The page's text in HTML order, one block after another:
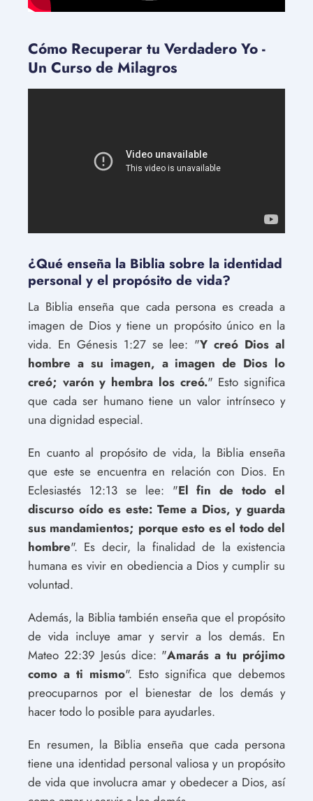
Cómo Recuperar tu Verdadero Yo -
Un Curso de Milagros
¿Qué enseña la Biblia sobre la identidad
personal y el propósito de vida?
La Biblia enseña que cada persona es creada a
imagen de Dios y tiene un propósito único en la
vida. En Génesis 1:27 se lee: "Y creó Dios al
hombre a su imagen, a imagen de Dios lo
creó; varón y hembra los creó." Esto significa
que cada ser humano tiene un valor intrínseco y
una dignidad especial.
En cuanto al propósito de vida, la Biblia enseña
que este se encuentra en relación con Dios. En
Eclesiastés 12:13 se lee: "El fin de todo el
discurso oído es este: Teme a Dios, y guarda
sus mandamientos; porque esto es el todo del
hombre". Es decir, la finalidad de la existencia
humana es vivir en obediencia a Dios y cumplir su
voluntad.
Además, la Biblia también enseña que el propósito
de vida incluye amar y servir a los demás. En
Mateo 22:39 Jesús dice: "Amarás a tu prójimo
como a ti mismo". Esto significa que debemos
preocuparnos por el bienestar de los demás y
hacer todo lo posible para ayudarles.
En resumen, la Biblia enseña que cada persona
tiene una identidad personal valiosa y un propósito
de vida que involucra amar y obedecer a Dios, así